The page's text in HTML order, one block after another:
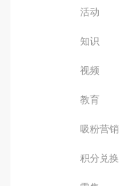
活动
知识
视频
教育
吸粉营销
积分兑换